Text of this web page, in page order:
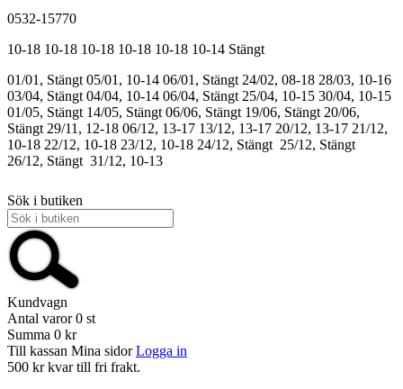
0532-15770
10-18 10-18 10-18 10-18 10-18 10-14 Stängt
01/01, Stängt 05/01, 10-14 06/01, Stängt 24/02, 08-18 28/03, 10-16
03/04, Stängt 04/04, 10-14 06/04, Stängt 25/04, 10-15 30/04, 10-15
01/05, Stängt 14/05, Stängt 06/06, Stängt 19/06, Stängt 20/06,
Stängt 29/11, 12-18 06/12, 13-17 13/12, 13-17 20/12, 13-17 21/12,
10-18 22/12, 10-18 23/12, 10-18 24/12, Stängt 25/12, Stängt
26/12, Stängt 31/12, 10-13
Sök i butiken
Kundvagn
Antal varor 0 st
Summa 0 kr
Till kassan Mina sidor Logga in
500 kr kvar till fri frakt.